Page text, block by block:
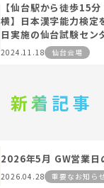
【仙台駅から徒歩15
横】日本漢字能力検定
日実施の仙台試験セン
2024.11.18 仙台会場
新着記事
2026年5月 GW営業日
2026.04.28 重要なお知ら